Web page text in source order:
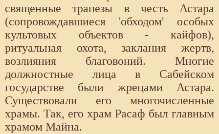
священные трапезы в честь Астара
(сопровождавшиеся 'обходом' особых
культовых объектов - кайфов),
ритуальная охота, заклания жертв,
возлияния благовоний. Многие
должностные лица в Сабейском
государстве были жрецами Астара.
Существовали его многочисленные
храмы. Так, его храм Расаф был главным
храмом Майна.